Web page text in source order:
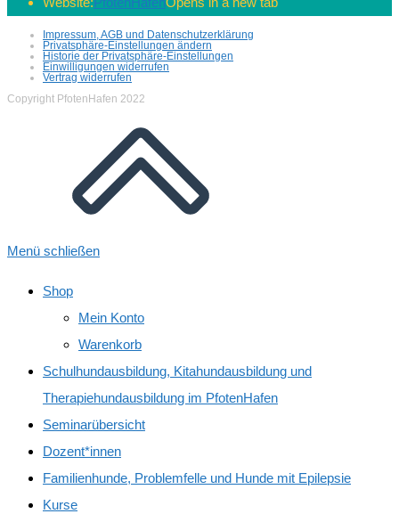
Impressum, AGB und Datenschutzerklärung
Privatsphäre-Einstellungen ändern
Historie der Privatsphäre-Einstellungen
Einwilligungen widerrufen
Vertrag widerrufen
Copyright PfotenHafen 2022
Menü schließen
Shop
Mein Konto
Warenkorb
Schulhundausbildung, Kitahundausbildung und
Therapiehundausbildung im PfotenHafen
Seminarübersicht
Dozent*innen
Familienhunde, Problemfelle und Hunde mit Epilepsie
Kurse